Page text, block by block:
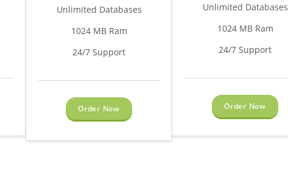
Unlimited Databases
1024 MB Ram
24/7 Support
Order Now
Unlimited Databases
1024 MB Ram
24/7 Support
Order Now